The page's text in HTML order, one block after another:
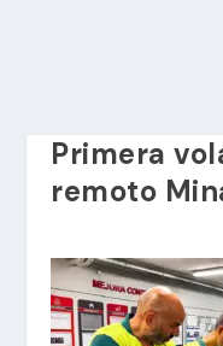
Primera
remoto